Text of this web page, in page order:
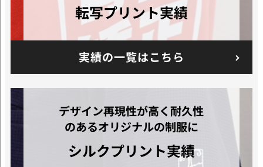
転写プリント実績
実績の一覧はこちら
デザイン再現性が高く耐久性
のあるオリジナルの制服に
シルクプリント実績